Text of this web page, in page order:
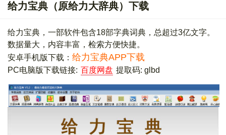
给力宝典（原给力大辞典）下载
给力宝典，一部软件包含18部字典词典，总超过3亿文字。
数据量大，内容丰富，检索方便快捷。
安卓手机版下载： 给力宝典APP下载
PC电脑版下载链接: 百度网盘 提取码: glbd